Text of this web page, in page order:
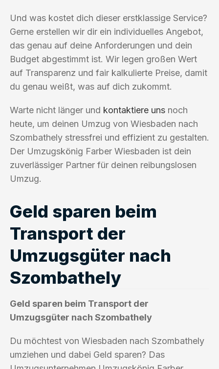
Und was kostet dich dieser erstklassige Service?
Gerne erstellen wir dir ein individuelles Angebot,
das genau auf deine Anforderungen und dein
Budget abgestimmt ist. Wir legen großen Wert
auf Transparenz und fair kalkulierte Preise, damit
du genau weißt, was auf dich zukommt.
Warte nicht länger und kontaktiere uns noch
heute, um deinen Umzug von Wiesbaden nach
Szombathely stressfrei und effizient zu gestalten.
Der Umzugskönig Farber Wiesbaden ist dein
zuverlässiger Partner für deinen reibungslosen
Umzug.
Geld sparen beim
Transport der
Umzugsgüter nach
Szombathely
Geld sparen beim Transport der
Umzugsgüter nach Szombathely
Du möchtest von Wiesbaden nach Szombathely
umziehen und dabei Geld sparen? Das